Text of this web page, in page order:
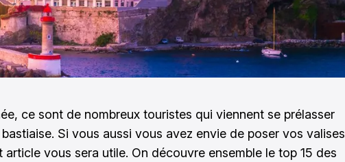
ce sont de nombreux touristes qui viennent se prélasser
Si vous aussi vous avez envie de poser vos valises
article vous sera utile. On découvre ensemble le top 15 des